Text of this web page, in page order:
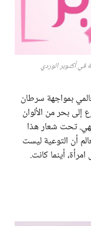
الالتزام العالمي بمواجهة سرطان
إلى بحر من الألوان
تحت شعار هذا
أن التوعية ليست
أينما كانت.